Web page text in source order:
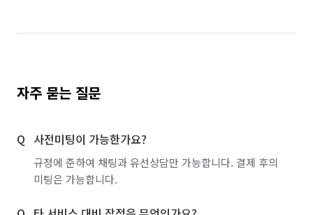
자주 묻는 질문
사전미팅이 가능한가요?
규정에 준하여 채팅과 유선상담만 가능합니다. 결제 후의
미팅은 가능합니다.